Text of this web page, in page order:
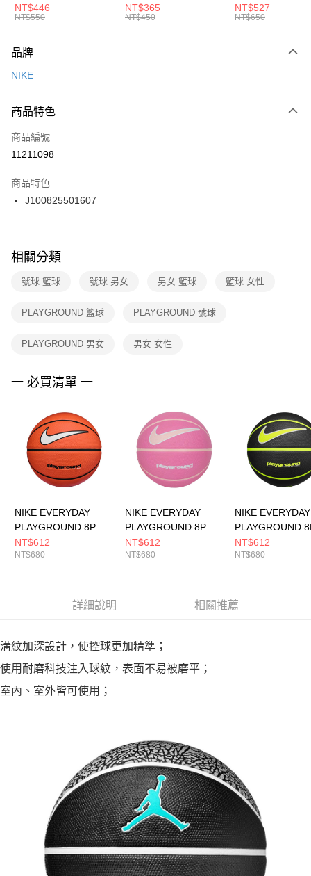
元大商業銀行
台灣樂天信用卡公司
AFTEE先享後付
【關於「AFTEE先享後付」】
便利好安心！
３．安心：先確認商品／服務後，再付款。
【「AFTEE先享後付」結帳流程】
１．於結帳方式選擇「AFTEE先享後付」後，將跳轉至「AFTEE先享後付」
２．訂單成立數日內，您將收到繳費通知簡訊。
３．收到繳費通知簡訊後14天內，點擊此簡訊中的連結，可透過四大超商／
ATM／網路銀行／等多元方式進行付款，方視為交易完成。
※ 交易是否成功請以「AFTEE先享後付 」之結帳頁面顯示為準，若有關於
是否繳費成功／繳費後需取消欲退款等相關疑問，請聯繫「AFTEE先享後付
客戶支援中心」
https://netprotections.freshdesk.com/support/home
１．透過由恩沛科技股份有限公司提供之「AFTEE先享後付」服務完成之交
權轉讓予恩沛科技股份有限公司。
３．未成年的使用者請事先徵得法定代理人或監護人之同意方可使用
「AFTEE先享後付」，若未經同意申辦者引起之損失，本公司不負相關責
４．使用「AFTEE先享後付」時，將依據個別帳號之用戶狀況，依本公司即
時審查核予不同之上限額度；若仍有額度不足之情形，本公司將視審查結果
請求用戶進行身份認證。
５．嚴禁一人註冊多個帳號或使用他人資訊註冊。若發現惡意使用之情形，
恩沛科技股份有限公司將有權停止該用戶之使用額度並採取法律行動。
運送方式
每筆NT$100，滿NT$1,500(含以上)免運費
宅配
每筆NT$100，滿NT$1,500(含以上)免運費
付款後門市自取
每筆NT$100，滿NT$1,500(含以上)免運費
中統襪 FZ3393100
NT$446
NT$550
EMBRDY 男女 短統襪
FZ3073133
NT$365
NT$450
BA5871010
NT$527
NT$650
品牌
NIKE
商品特色
商品編號
11211098
商品特色
J100825501607
相關分類
號球 籃球 號球 男女 男女 籃球 籃球 女性
PLAYGROUND 籃球 PLAYGROUND 號球
PLAYGROUND 男女 男女 女性
一 必買清單 一
NIKE EVERYDAY
PLAYGROUND 8P 7
號球 男女 籃球
N100449881607
NT$612
NT$680
NIKE EVERYDAY
PLAYGROUND 8P 6
號球 男女 籃球
N100449862106
NT$612
NT$680
NIKE EVERYDAY
PLAYGROUND
號球 男女 籃球
N100449804407
NT$612
NT$680
詳細說明 相關推薦
溝紋加深設計，使控球更加精準；
使用耐磨科技注入球紋，表面不易被磨平；
室內、室外皆可使用；